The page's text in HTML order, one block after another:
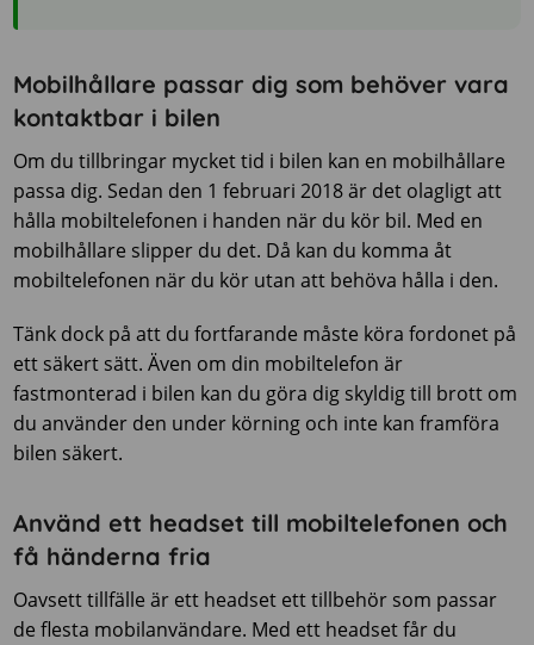
Mobilhållare passar dig som behöver vara
kontaktbar i bilen
Om du tillbringar mycket tid i bilen kan en mobilhållare
passa dig. Sedan den 1 februari 2018 är det olagligt att
hålla mobiltelefonen i handen när du kör bil. Med en
mobilhållare slipper du det. Då kan du komma åt
mobiltelefonen när du kör utan att behöva hålla i den.
Tänk dock på att du fortfarande måste köra fordonet på
ett säkert sätt. Även om din mobiltelefon är
fastmonterad i bilen kan du göra dig skyldig till brott om
du använder den under körning och inte kan framföra
bilen säkert.
Använd ett headset till mobiltelefonen och
få händerna fria
Oavsett tillfälle är ett headset ett tillbehör som passar
de flesta mobilanvändare. Med ett headset får du